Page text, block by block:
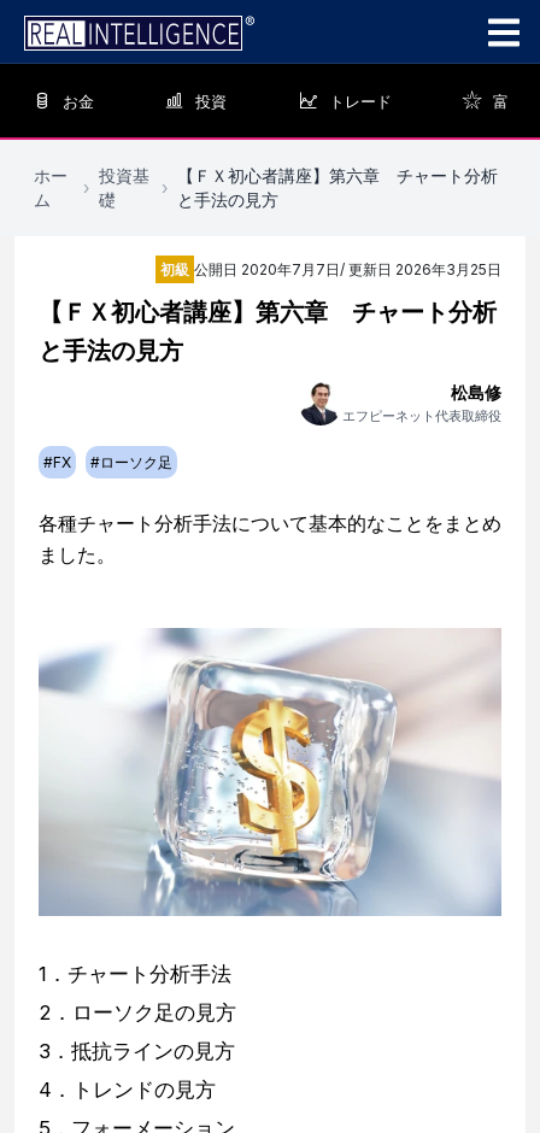
お金 投資 トレード 富
ホー
ム
›
投資基
礎
›
【ＦＸ初心者講座】第六章 チャート分析
と手法の見方
初級 公開日 2020年7月7日/ 更新日 2026年3月25日
【ＦＸ初心者講座】第六章 チャート分析
と手法の見方
松島修
エフピーネット代表取締役
#FX #ローソク足
各種チャート分析手法について基本的なことをまとめ
ました。
1．チャート分析手法
2．ローソク足の見方
3．抵抗ラインの見方
4．トレンドの見方